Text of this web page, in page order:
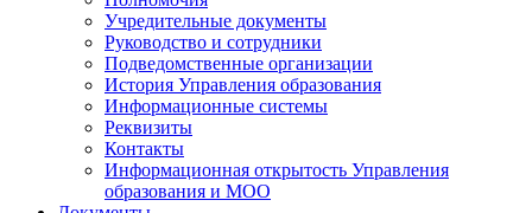
Учредительные документы
Руководство и сотрудники
Подведомственные организации
История Управления образования
Информационные системы
Реквизиты
Контакты
Информационная открытость Управления
образования и МОО